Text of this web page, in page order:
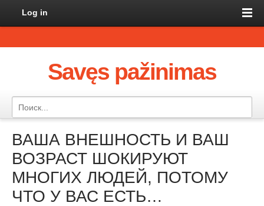
Log in
Savęs pažinimas
ВАША ВНЕШНОСТЬ И ВАШ
ВОЗРАСТ ШОКИРУЮТ
МНОГИХ ЛЮДЕЙ, ПОТОМУ
ЧТО У ВАС ЕСТЬ…